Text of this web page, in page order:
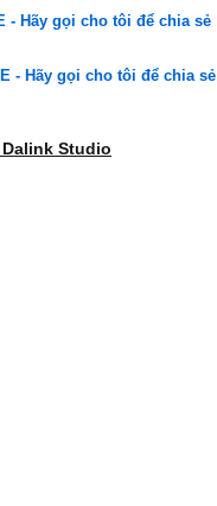
- Hãy gọi cho tôi để chia sẻ
- Hãy gọi cho tôi để chia sẻ
Studio